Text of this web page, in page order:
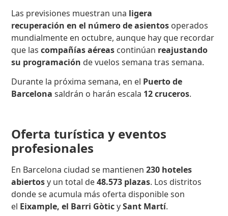
Las previsiones muestran una ligera
recuperación en el número de asientos operados
mundialmente en octubre, aunque hay que recordar
que lascompañías aéreas continúan reajustando
su programación de vuelos semana tras semana.
Durante la próxima semana, en el Puerto de
Barcelona saldrán o harán escala 12 cruceros.
Oferta turística y eventos
profesionales
En Barcelona ciudad se mantienen230 hoteles
abiertosy un total de48.573 plazas. Los distritos
donde se acumula más oferta disponible son
el Eixample, el Barri GòticySant Martí.